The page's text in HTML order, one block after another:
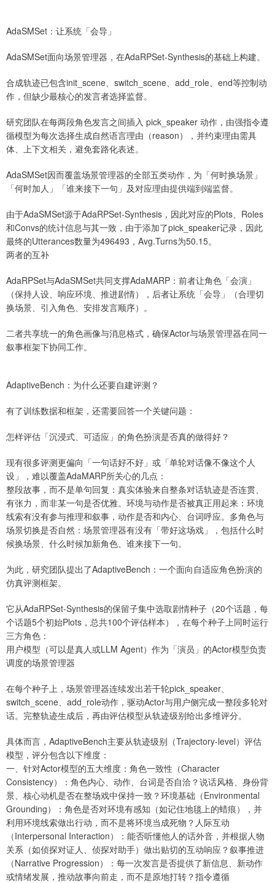
AdaSMSet：让系统「会导」
AdaSMSet面向场景管理器，在AdaRPSet-Synthesis的基础上构建。
合成轨迹已包含init_scene、switch_scene、add_role、end等控制动
作，但缺少最核心的发言者选择监督。
研究团队在每两段角色发言之间插入 pick_speaker 动作，由强指令遵
循模型为每次选择生成自然语言理由（reason），并约束理由需具
体、上下文相关，避免套路化表述。
AdaSMSet因而覆盖场景管理器的全部五类动作，为「何时换场景」
「何时加人」「谁来接下一句」及对应理由提供端到端监督。
由于AdaSMSet源于AdaRPSet-Synthesis，因此对应的Plots、Roles
和Convs的统计信息与其一致，由于添加了pick_speaker记录，因此
最终的Utterances数量为496493，Avg.Turns为50.15。
两者的互补
AdaRPSet与AdaSMSet共同支撑AdaMARP：前者让角色「会演」
（保持人设、响应环境、推进剧情），后者让系统「会导」（合理切
换场景、引入角色、安排发言顺序）。
二者共享统一的角色画像与消息格式，确保Actor与场景管理器在同一
叙事框架下协同工作。
AdaptiveBench：为什么还要自建评测？
有了训练数据和框架，还需要回答一个关键问题：
怎样评估「沉浸式、可适应」的角色扮演是否真的做得好？
现有很多评测更偏向「一句话好不好」或「单轮对话像不像这个人
设」，难以覆盖AdaMARP所关心的几点：
整段故事，而不是单句回复：真实体验来自整条对话轨迹是否连贯、
有张力，而非某一句是否优雅。环境与动作是否被真正用起来：环境
线索有没有参与推理和叙事，动作是否和内心、台词呼应。多角色与
场景切换是否自然：场景管理器有没有「带好这场戏」，包括什么时
候换场景、什么时候加新角色、谁来接下一句。
为此，研究团队提出了AdaptiveBench：一个面向自适应角色扮演的
仿真评测框架。
它从AdaRPSet-Synthesis的保留子集中选取剧情种子（20个话题，每
个话题5个初始Plots，总共100个评估样本），在每个种子上同时运行
三方角色：
用户模型（可以是真人或LLM Agent）作为「演员」的Actor模型负责
调度的场景管理器
在每个种子上，场景管理器连续发出若干轮pick_speaker、
switch_scene、add_role动作，驱动Actor与用户侧完成一整段多轮对
话。完整轨迹生成后，再由评估模型从轨迹级别给出多维评分。
具体而言，AdaptiveBench主要从轨迹级别（Trajectory-level）评估
模型，评分包含以下维度：
一、针对Actor模型的五大维度：角色一致性（Character
Consistency）：角色内心、动作、台词是否自洽？说话风格、身份背
景、核心动机是否在整场戏中保持一致？环境基础（Environmental
Grounding）：角色是否对环境有感知（如记住地毯上的蜡痕），并
利用环境线索做出行动，而不是将环境当成死物？人际互动
（Interpersonal Interaction）：能否听懂他人的话外音，并根据人物
关系（如侦探对证人、侦探对助手）做出贴切的互动响应？叙事推进
（Narrative Progression）：每一次发言是否提供了新信息、新动作
或情绪发展，推动故事向前走，而不是原地打转？指令遵循